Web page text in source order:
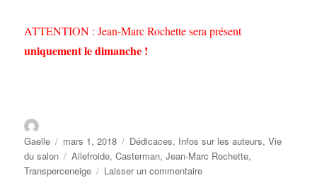
ATTENTION : Jean-Marc Rochette sera présent
uniquement le dimanche !
Gaelle mars 1, 2018 Dédicaces, Infos sur les auteurs,Vie
du salon
Ailefroide,Casterman,Jean-Marc Rochette,
Transperceneige
Laisser un commentaire